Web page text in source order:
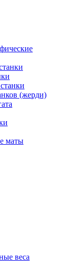
(жерди)
маты
веса